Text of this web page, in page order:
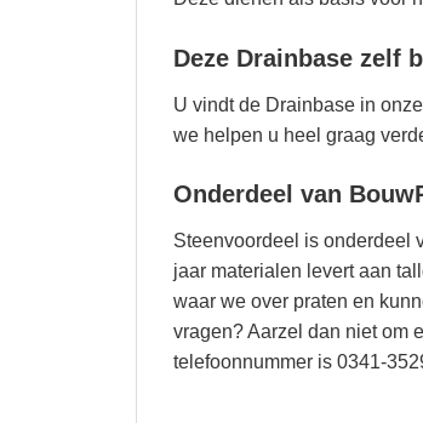
Deze Drainbase zelf
U vindt de Drainbase in
we helpen u heel graag
Onderdeel van
Steenvoordeel is onderdeel
jaar materialen levert aan
waar we over praten en
vragen? Aarzel dan niet om
telefoonnummer is 0341-